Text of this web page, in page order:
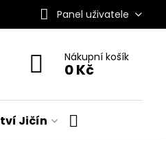
Panel uživatele
Nákupní košík
0 Kč
Jičín